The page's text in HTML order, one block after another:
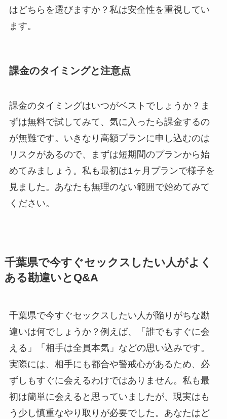
はどちらを選びますか？私は安全性を重視してい
ます。
課金のタイミングと注意点
課金のタイミングはいつがベストでしょうか？ま
ずは無料で試してみて、気に入ったら課金するの
が無難です。いきなり高額プランに申し込むのは
リスクがあるので、まずは短期間のプランから始
めてみましょう。私も最初は1ヶ月プランで様子を
見ました。あなたも無理のない範囲で始めてみて
ください。
千葉県で今すぐセックスしたい人がよく
ある勘違いとQ&A
千葉県で今すぐセックスしたい人が陥りがちな勘
違いは何でしょうか？例えば、「誰でもすぐに会
える」「相手は全員本気」などの思い込みです。
実際には、相手にも都合や警戒心があるため、必
ずしもすぐに会えるわけではありません。私も最
初は簡単に会えると思っていましたが、現実はも
う少し慎重なやり取りが必要でした。あなたはど